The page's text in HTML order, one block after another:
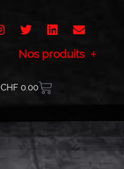
Nos produits
CHF0.00